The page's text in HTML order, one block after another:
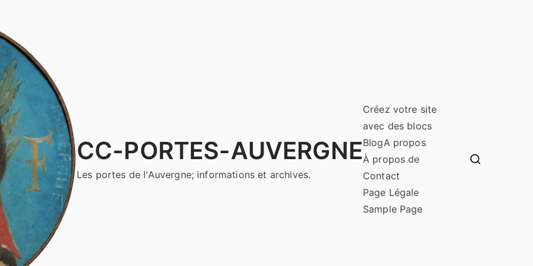
CC-PORTES-AUVERGNE
Les portes de l'Auvergne; informations et archives.
Créez votre site
avec des blocs
BlogA propos
À propos de
Contact
Page Légale
Sample Page